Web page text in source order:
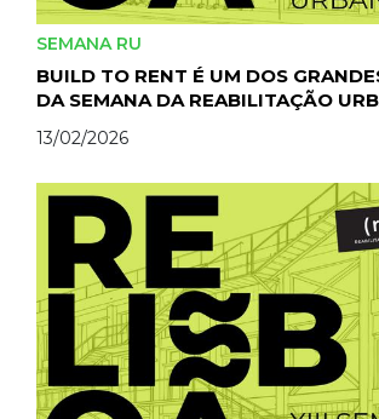
SEMANA RU
BUILD TO RENT É UM DOS
DA SEMANA DA REABILITAÇÃO
13/02/2026